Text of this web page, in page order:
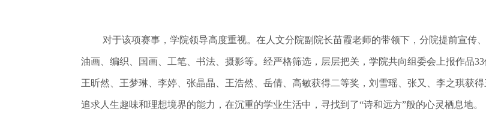
对于该项赛事，学院领导高度重视。在人文分院副院长苗霞老师的带领下，分院提前宣传
油画、编织、国画、工笔、书法、摄影等。经严格筛选，层层把关，学院共向组委会上报作品
王昕然、王梦琳、李婷、张晶晶、王浩然、岳倩、高敏获得二等奖，刘雪瑶、张又、李之琪获
追求人生趣味和理想境界的能力，在沉重的学业生活中，寻找到了“诗和远方”般的心灵栖息地。